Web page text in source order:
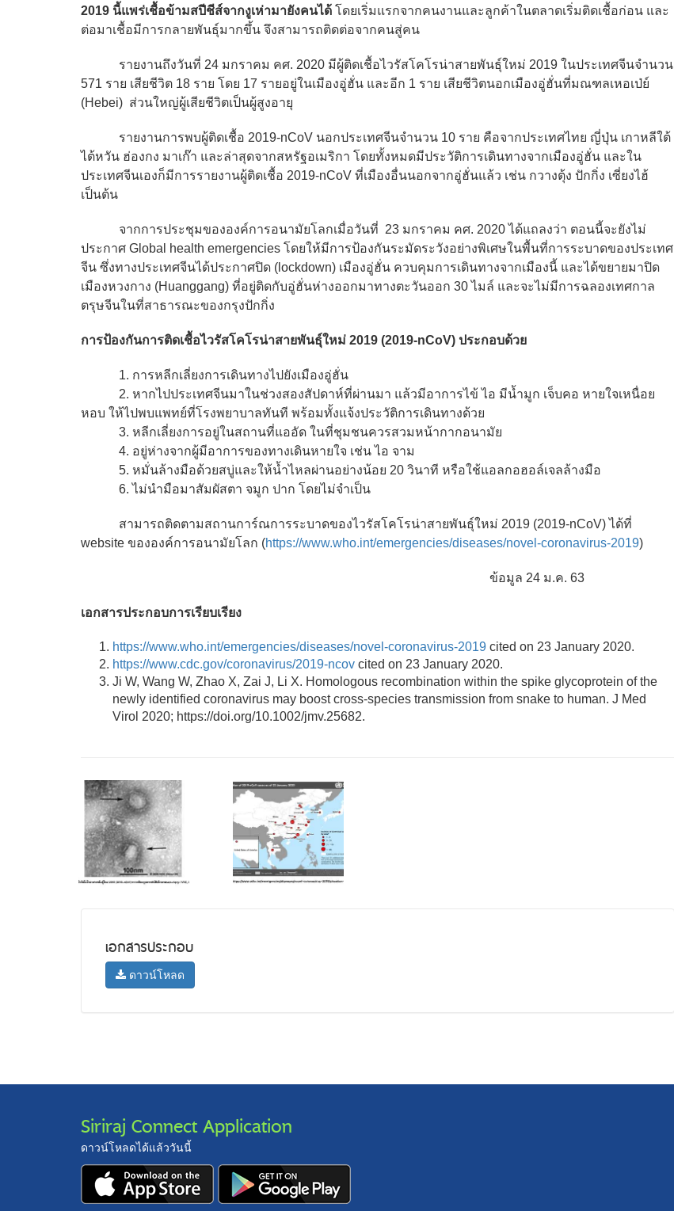
2019 นี้แพร่เชื้อข้ามสปีชีส์จากงูเห่ามายังคนได้ โดยเริ่มแรกจากคนงานและลูกค้าในตลาดเริ่มติดเชื้อก่อน และ
ต่อมาเชื้อมีการกลายพันธุ์มากขึ้น จึงสามารถติดต่อจากคนสู่คน
รายงานถึงวันที่ 24 มกราคม คศ. 2020 มีผู้ติดเชื้อไวรัสโคโรน่าสายพันธุ์ใหม่ 2019 ในประเทศจีนจำนวน
571 ราย เสียชีวิต 18 ราย โดย 17 รายอยู่ในเมืองอู่ฮั่น และอีก 1 ราย เสียชีวิตนอกเมืองอู่ฮั่นที่มณฑลเหอเป่ย์
(Hebei) ส่วนใหญ่ผู้เสียชีวิตเป็นผู้สูงอายุ
รายงานการพบผู้ติดเชื้อ 2019-nCoV นอกประเทศจีนจำนวน 10 ราย คือจากประเทศไทย ญี่ปุ่น เกาหลีใต้
ไต้หวัน ฮ่องกง มาเก๊า และล่าสุดจากสหรัฐอเมริกา โดยทั้งหมดมีประวัติการเดินทางจากเมืองอู่ฮั่น และใน
ประเทศจีนเองก็มีการรายงานผู้ติดเชื้อ 2019-nCoV ที่เมืองอื่นนอกจากอู่ฮั่นแล้ว เช่น กวางตุ้ง ปักกิ่ง เซี่ยงไฮ้
เป็นต้น
จากการประชุมขององค์การอนามัยโลกเมื่อวันที่ 23 มกราคม คศ. 2020 ได้แถลงว่า ตอนนี้จะยังไม่
ประกาศ Global health emergencies โดยให้มีการป้องกันระมัดระวังอย่างพิเศษในพื้นที่การระบาดของประเทศ
จีน ซึ่งทางประเทศจีนได้ประกาศปิด (lockdown) เมืองอู่ฮั่น ควบคุมการเดินทางจากเมืองนี้ และได้ขยายมาปิด
เมืองหวงกาง (Huanggang) ที่อยู่ติดกับอู่ฮั่นห่างออกมาทางตะวันออก 30 ไมล์ และจะไม่มีการฉลองเทศกาล
ตรุษจีนในที่สาธารณะของกรุงปักกิ่ง
การป้องกันการติดเชื้อไวรัสโคโรน่าสายพันธุ์ใหม่ 2019 (2019-nCoV) ประกอบด้วย
1. การหลีกเลี่ยงการเดินทางไปยังเมืองอู่ฮั่น
2. หากไปประเทศจีนมาในช่วงสองสัปดาห์ที่ผ่านมา แล้วมีอาการไข้ ไอ มีน้ำมูก เจ็บคอ หายใจเหนื่อย
หอบ ให้ไปพบแพทย์ที่โรงพยาบาลทันที พร้อมทั้งแจ้งประวัติการเดินทางด้วย
3. หลีกเลี่ยงการอยู่ในสถานที่แออัด ในที่ชุมชนควรสวมหน้ากากอนามัย
4. อยู่ห่างจากผู้มีอาการของทางเดินหายใจ เช่น ไอ จาม
5. หมั่นล้างมือด้วยสบู่และให้น้ำไหลผ่านอย่างน้อย 20 วินาที หรือใช้แอลกอฮอล์เจลล้างมือ
6. ไม่นำมือมาสัมผัสตา จมูก ปาก โดยไม่จำเป็น
สามารถติดตามสถานการ์ณการระบาดของไวรัสโคโรน่าสายพันธุ์ใหม่ 2019 (2019-nCoV) ได้ที่
website ขององค์การอนามัยโลก (https://www.who.int/emergencies/diseases/novel-coronavirus-2019)
ข้อมูล 24 ม.ค. 63
เอกสารประกอบการเรียบเรียง
https://www.who.int/emergencies/diseases/novel-coronavirus-2019 cited on 23 January 2020.
https://www.cdc.gov/coronavirus/2019-ncov cited on 23 January 2020.
Ji W, Wang W, Zhao X, Zai J, Li X. Homologous recombination within the spike glycoprotein of the
newly identified coronavirus may boost cross-species transmission from snake to human. J Med
Virol 2020; https://doi.org/10.1002/jmv.25682.
เอกสารประกอบ
ดาวน์โหลด
Siriraj Connect Application
ดาวน์โหลดได้แล้ววันนี้